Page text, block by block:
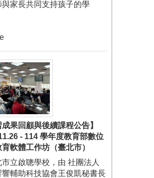
與家長共同支持孩子的學
成果回顧與後續課程公告】
- 114 學年度教育部數位
軟體工作坊（臺北市）
立啟聰學校，由 社團法人
響輔助科技協會王俊凱秘書長